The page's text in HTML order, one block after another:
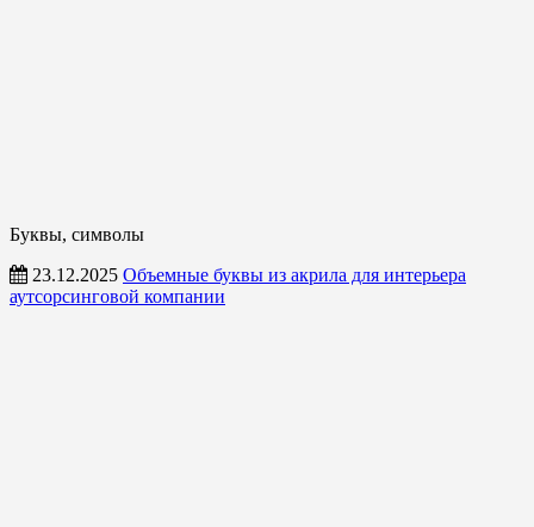
Буквы, символы
23.12.2025 Объемные буквы из акрила для интерьера
аутсорсинговой компании